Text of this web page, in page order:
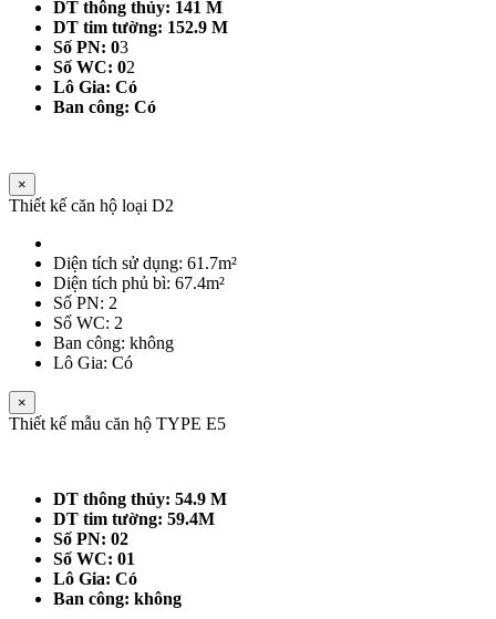
DT thông thủy: 141 M
DT tim tường: 152.9 M
Số PN: 03
Số WC: 02
Lô Gia: Có
Ban công: Có
×
Thiết kế căn hộ loại D2
Diện tích sử dụng: 61.7m²
Diện tích phủ bì: 67.4m²
Số PN: 2
Số WC: 2
Ban công: không
Lô Gia: Có
×
Thiết kế mẫu căn hộ TYPE E5
DT thông thủy: 54.9 M
DT tim tường: 59.4M
Số PN: 02
Số WC: 01
Lô Gia: Có
Ban công: không